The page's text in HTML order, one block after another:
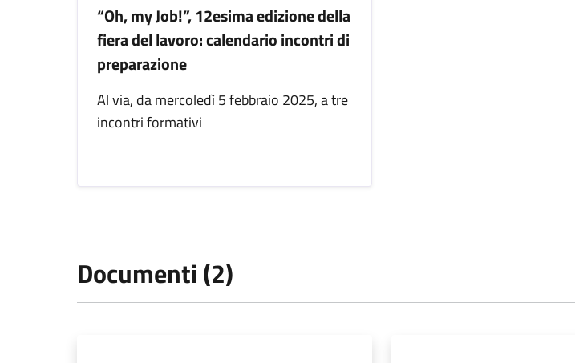
“Oh, my Job!”, 12esima edizione della
fiera del lavoro: calendario incontri di
preparazione
Al via, da mercoledì 5 febbraio 2025, a tre
incontri formativi
Documenti (2)